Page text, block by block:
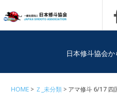
日本修斗協会
HOME Ｚ_未分類 アマ修斗 6/17 四